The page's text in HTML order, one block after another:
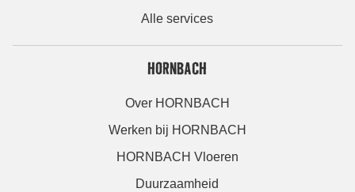
Alle services
HORNBACH
Over HORNBACH
Werken bij HORNBACH
HORNBACH Vloeren
Duurzaamheid